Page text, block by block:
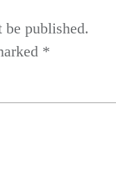
published.
*